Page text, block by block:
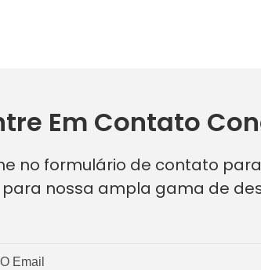
Em Contato
no formulário de contato
para nossa ampla gama de
O Email